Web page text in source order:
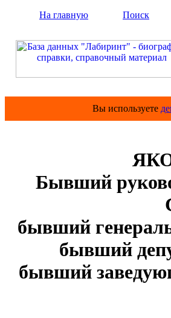
На главную
Поиск
Вы используете
Бывший
бывший
бывший
бывший